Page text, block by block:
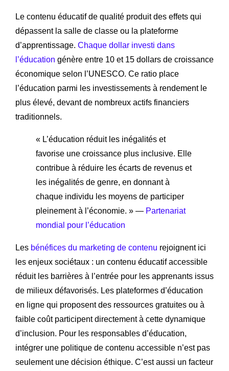
Le contenu éducatif de qualité produit des effets qui
dépassent la salle de classe ou la plateforme
d’apprentissage. Chaque dollar investi dans
l’éducation génère entre 10 et 15 dollars de croissance
économique selon l’UNESCO. Ce ratio place
l’éducation parmi les investissements à rendement le
plus élevé, devant de nombreux actifs financiers
traditionnels.
« L’éducation réduit les inégalités et
favorise une croissance plus inclusive. Elle
contribue à réduire les écarts de revenus et
les inégalités de genre, en donnant à
chaque individu les moyens de participer
pleinement à l’économie. » — Partenariat
mondial pour l’éducation
Les bénéfices du marketing de contenu rejoignent ici
les enjeux sociétaux : un contenu éducatif accessible
réduit les barrières à l’entrée pour les apprenants issus
de milieux défavorisés. Les plateformes d’éducation
en ligne qui proposent des ressources gratuites ou à
faible coût participent directement à cette dynamique
d’inclusion. Pour les responsables d’éducation,
intégrer une politique de contenu accessible n’est pas
seulement une décision éthique. C’est aussi un facteur